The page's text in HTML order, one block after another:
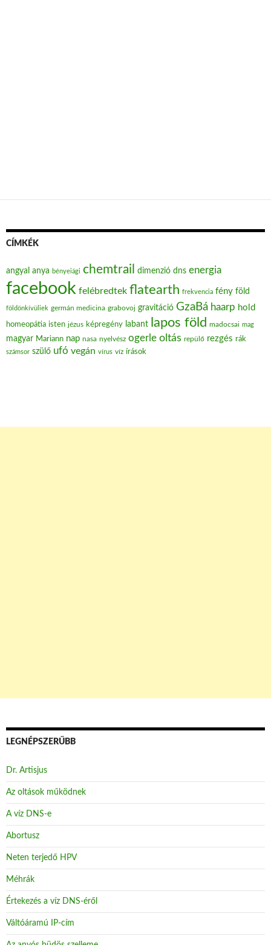
CÍMKÉK
angyal anya bényeiági chemtrail dimenzió dns energia
facebook felébredtek flatearth frekvencia fény föld
földönkívüliek germán medicina grabovoj gravitáció GzaBá haarp hold
homeopátia isten jézus képregény labant lapos föld madocsai mag
magyar Mariann nap nasa nyelvész ogerle oltás repülő rezgés rák
számsor szülő ufó vegán vírus víz írások
LEGNÉPSZERŰBB
Dr. Artisjus
Az oltások működnek
A víz DNS-e
Abortusz
Neten terjedő HPV
Méhrák
Értekezés a víz DNS-éről
Váltóáramú IP-cím